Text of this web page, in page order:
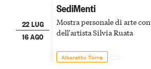
22 LUG
16 AGO
SediMenti
Mostra personale di arte
dell'artista Silvia Ruata
Albaretto Torre